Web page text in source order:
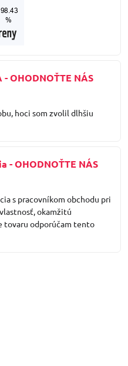
OHODNOŤTE NÁS
hoci som zvolil dlhšiu
- OHODNOŤTE NÁS
s pracovníkom obchodu pri
okamžitú
tovaru odporúčam tento